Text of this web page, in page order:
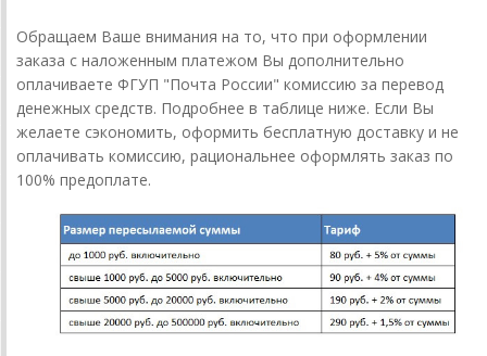
Обращаем Ваше внимания на то, что при оформлении
заказа с наложенным платежом Вы дополнительно
оплачиваете ФГУП "Почта России" комиссию за перевод
денежных средств. Подробнее в таблице ниже. Если Вы
желаете сэкономить, оформить бесплатную доставку и не
оплачивать комиссию, рациональнее оформлять заказ по
100% предоплате.